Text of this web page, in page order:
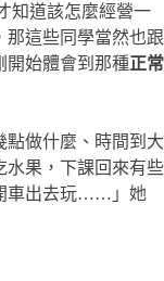
知道該怎麼經營一
那這些同學當然也跟
開始體會到那種正常
點做什麼、時間到大
水果，下課回來有些
車出去玩……」她